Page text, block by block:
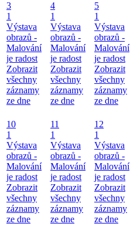
3
1
Výstava
obrazů -
Malování
je radost
Zobrazit
všechny
záznamy
ze dne
4
1
Výstava
obrazů -
Malování
je radost
Zobrazit
všechny
záznamy
ze dne
5
1
Výstava
obrazů -
Malování
je radost
Zobrazit
všechny
záznamy
ze dne
10
1
Výstava
obrazů -
Malování
je radost
Zobrazit
všechny
záznamy
ze dne
11
1
Výstava
obrazů -
Malování
je radost
Zobrazit
všechny
záznamy
ze dne
12
1
Výstava
obrazů -
Malování
je radost
Zobrazit
všechny
záznamy
ze dne